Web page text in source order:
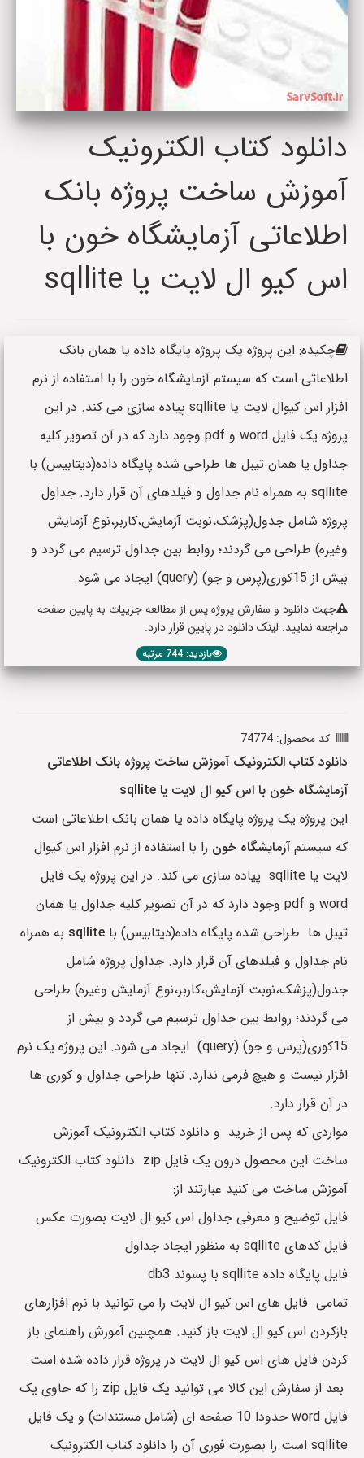
دانلود کتاب الکترونیک
آموزش ساخت پروژه بانک
اطلاعاتی آزمایشگاه خون با
اس کیو ال لایت یا sqllite
چکیده: این پروژه یک پروژه پایگاه داده یا همان بانک
اطلاعاتی است که سیستم آزمایشگاه خون را با استفاده از نرم
افزار اس کیوال لایت یا sqllite پیاده سازی می کند. در این
پروژه یک فایل word و pdf وجود دارد که در آن تصویر کلیه
جداول یا همان تیبل ها طراحی شده پایگاه داده(دیتابیس) با
sqllite به همراه نام جداول و فیلدهای آن قرار دارد. جداول
پروژه شامل جدول(پزشک،نوبت آزمایش،کاربر،نوع آزمایش
وغیره) طراحی می گردند؛ روابط بین جداول ترسیم می گردد و
بیش از 15کوری(پرس و جو) (query) ایجاد می شود.
جهت دانلود و سفارش پروژه پس از مطالعه جزییات به پایین صفحه
مراجعه نمایید. لینک دانلود در پایین قرار دارد.
بازدید: 744 مرتبه
کد محصول: 74774
دانلود کتاب الکترونیک آموزش ساخت پروژه بانک اطلاعاتی
آزمایشگاه خون با اس کیو ال لایت یا sqllite
این پروژه یک پروژه پایگاه داده یا همان بانک اطلاعاتی است
که سیستم آزمایشگاه خون را با استفاده از نرم افزار اس کیوال
لایت یا sqllite پیاده سازی می کند. در این پروژه یک فایل
word و pdf وجود دارد که در آن تصویر کلیه جداول یا همان
تیبل ها طراحی شده پایگاه داده(دیتابیس) با sqllite به همراه
نام جداول و فیلدهای آن قرار دارد. جداول پروژه شامل
جدول(پزشک،نوبت آزمایش،کاربر،نوع آزمایش وغیره) طراحی
می گردند؛ روابط بین جداول ترسیم می گردد و بیش از
15کوری(پرس و جو) (query) ایجاد می شود. این پروژه یک نرم
افزار نیست و هیچ فرمی ندارد. تنها طراحی جداول و کوری ها
در آن قرار دارد.
مواردی که پس از خرید و دانلود کتاب الکترونیک آموزش
ساخت این محصول درون یک فایل zip دانلود کتاب الکترونیک
آموزش ساخت می کنید عبارتند از:
فایل توضیح و معرفی جداول اس کیو ال لایت بصورت عکس
فایل کدهای sqllite به منظور ایجاد جداول
فایل پایگاه داده sqllite با پسوند db3
تمامی فایل های اس کیو ال لایت را می توانید با نرم افزارهای
بازکردن اس کیو ال لایت باز کنید. همچنین آموزش راهنمای باز
کردن فایل های اس کیو ال لایت در پروژه قرار داده شده است.
بعد از سفارش این کالا می توانید یک فایل zip را که حاوی یک
فایل word حدودا 10 صفحه ای (شامل مستندات) و یک فایل
sqllite است را بصورت فوری آن را دانلود کتاب الکترونیک